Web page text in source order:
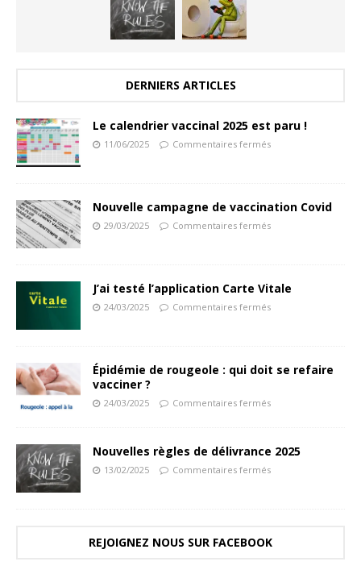
DERNIERS ARTICLES
Le calendrier vaccinal 2025 est paru !
11/06/2025 Commentaires fermés
Nouvelle campagne de vaccination Covid
29/03/2025 Commentaires fermés
J’ai testé l’application Carte Vitale
24/03/2025 Commentaires fermés
Épidémie de rougeole : qui doit se refaire
vacciner ?
24/03/2025 Commentaires fermés
Nouvelles règles de délivrance 2025
13/02/2025 Commentaires fermés
REJOIGNEZ NOUS SUR FACEBOOK